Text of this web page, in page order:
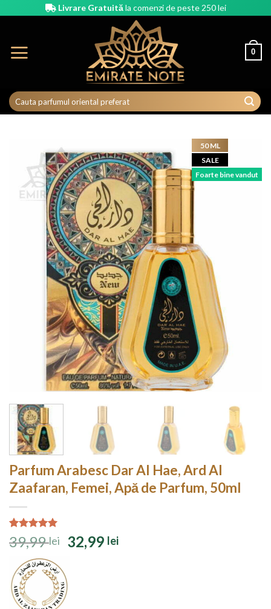
Livrare Gratuităla comenzi de peste 250 lei
0
50 ML
SALE
Foarte bine vandut
Parfum Arabesc Dar Al Hae, Ard Al
Zaafaran, Femei, Apă de Parfum, 50ml
Evaluat la
4.91din 5
pe baza a
11
evaluări de
la clienți
39,99lei
Prețul
inițial
fost:
39,99 lei.
32,99 leiPrețul